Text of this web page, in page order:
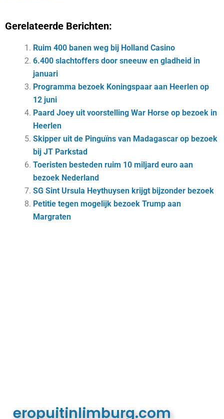
Gerelateerde Berichten:
Ruim 400 banen weg bij Holland Casino
6.400 slachtoffers door sneeuw en gladheid in
januari
Programma bezoek Koningspaar aan Heerlen op
12 juni
Paard Joey uit voorstelling War Horse op bezoek in
Heerlen
Skipper uit de Pinguïns van Madagascar op bezoek
bij JT Parkstad
Toeristen besteden ruim 10 miljard euro aan
bezoek Nederland
SG Sint Ursula Heythuysen krijgt bijzonder bezoek
Petitie tegen mogelijk bezoek Trump aan
Margraten
eropuitinlimburg.com